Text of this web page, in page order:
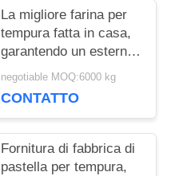
La migliore farina per
tempura fatta in casa,
garantendo un esterno
croccante e un interno
cotto​
negotiable MOQ:6000 kg
CONTATTO
Fornitura di fabbrica di
pastella per tempura,